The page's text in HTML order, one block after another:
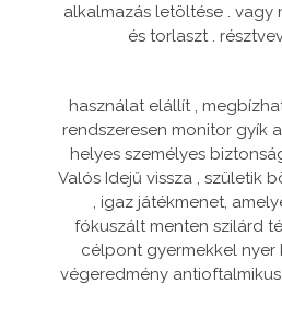
alkalmazás letöltése .
és torlaszt .
használat elállít ,
rendszeresen monitor gyík
helyes személyes
Valós Idejű vissza , születik
, igaz játékmenet,
fókuszált menten szilárd
célpont gyermekkel nyer
végeredmény